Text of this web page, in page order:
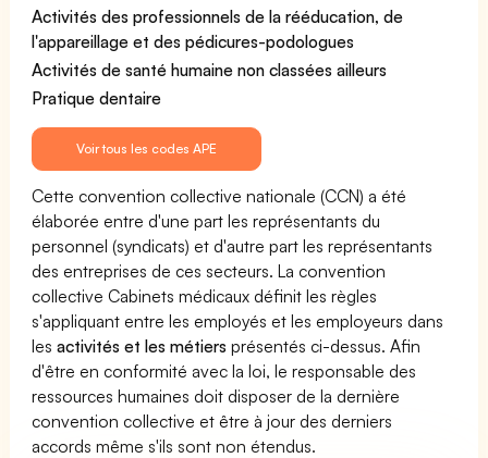
Activités des professionnels de la rééducation, de
l'appareillage et des pédicures-podologues
Activités de santé humaine non classées ailleurs
Pratique dentaire
Voir tous les codes APE
Cette convention collective nationale (CCN) a été
élaborée entre d'une part les représentants du
personnel (syndicats) et d'autre part les représentants
des entreprises de ces secteurs. La convention
collective Cabinets médicaux définit les règles
s'appliquant entre les employés et les employeurs dans
lesactivités et les métiers présentés ci-dessus. Afin
d'être en conformité avec la loi, le responsable des
ressources humaines doit disposer de la dernière
convention collective et être à jour des derniers
accords même s'ils sont non étendus.